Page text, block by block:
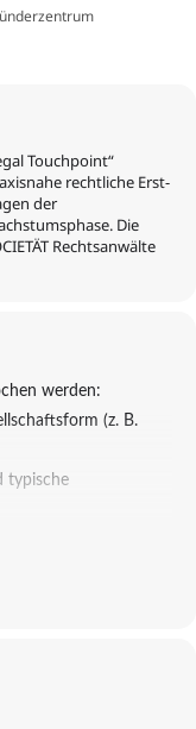
Touchpoint“
rechtliche Erst-
der
Die
Rechtsanwälte
werden:
(z. B.
typische
in der
Themen
Wachstum,